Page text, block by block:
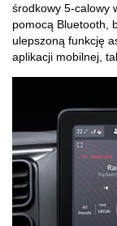
środkowy 5-calowy
pomocą Bluetooth,
ulepszoną funkcję
aplikacji mobilnej,